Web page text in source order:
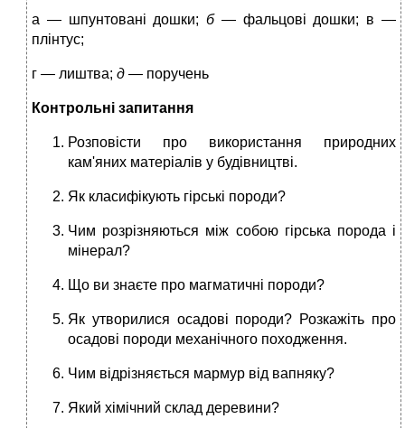
а — шпунтовані дошки;б — фальцові дошки; в —
плінтус;
г — лиштва; д — поручень
Контрольні запитання
Розповісти про використання природних
кам'яних матеріалів у будівництві.
Як класифікують гірські породи?
Чим розрізняються між собою гірська порода і
мінерал?
Що ви знаєте про магматичні породи?
Як утворилися осадові породи? Розкажіть про
осадові породи механічного походження.
Чим відрізняється мармур від вапняку?
Який хімічний склад деревини?